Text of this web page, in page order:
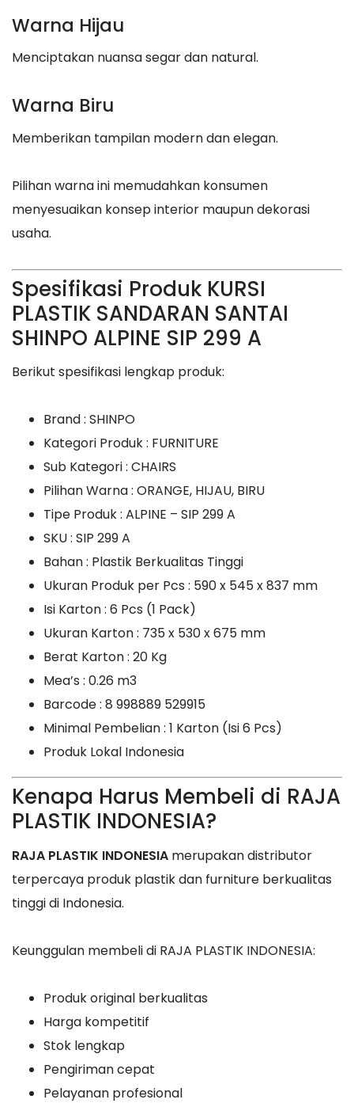
Warna Hijau
Menciptakan nuansa segar dan natural.
Warna Biru
Memberikan tampilan modern dan elegan.
Pilihan warna ini memudahkan konsumen
menyesuaikan konsep interior maupun dekorasi
usaha.
Spesifikasi Produk KURSI
PLASTIK SANDARAN SANTAI
SHINPO ALPINE SIP 299 A
Berikut spesifikasi lengkap produk:
Brand : SHINPO
Kategori Produk : FURNITURE
Sub Kategori : CHAIRS
Pilihan Warna : ORANGE, HIJAU, BIRU
Tipe Produk : ALPINE – SIP 299 A
SKU : SIP 299 A
Bahan : Plastik Berkualitas Tinggi
Ukuran Produk per Pcs : 590 x 545 x 837 mm
Isi Karton : 6 Pcs (1 Pack)
Ukuran Karton : 735 x 530 x 675 mm
Berat Karton : 20 Kg
Mea’s : 0.26 m3
Barcode : 8 998889 529915
Minimal Pembelian : 1 Karton (Isi 6 Pcs)
Produk Lokal Indonesia
Kenapa Harus Membeli di RAJA
PLASTIK INDONESIA?
RAJA PLASTIK INDONESIA merupakan distributor
terpercaya produk plastik dan furniture berkualitas
tinggi di Indonesia.
Keunggulan membeli di RAJA PLASTIK INDONESIA:
Produk original berkualitas
Harga kompetitif
Stok lengkap
Pengiriman cepat
Pelayanan profesional